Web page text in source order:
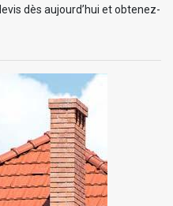
dès aujourd’hui et obtenez-